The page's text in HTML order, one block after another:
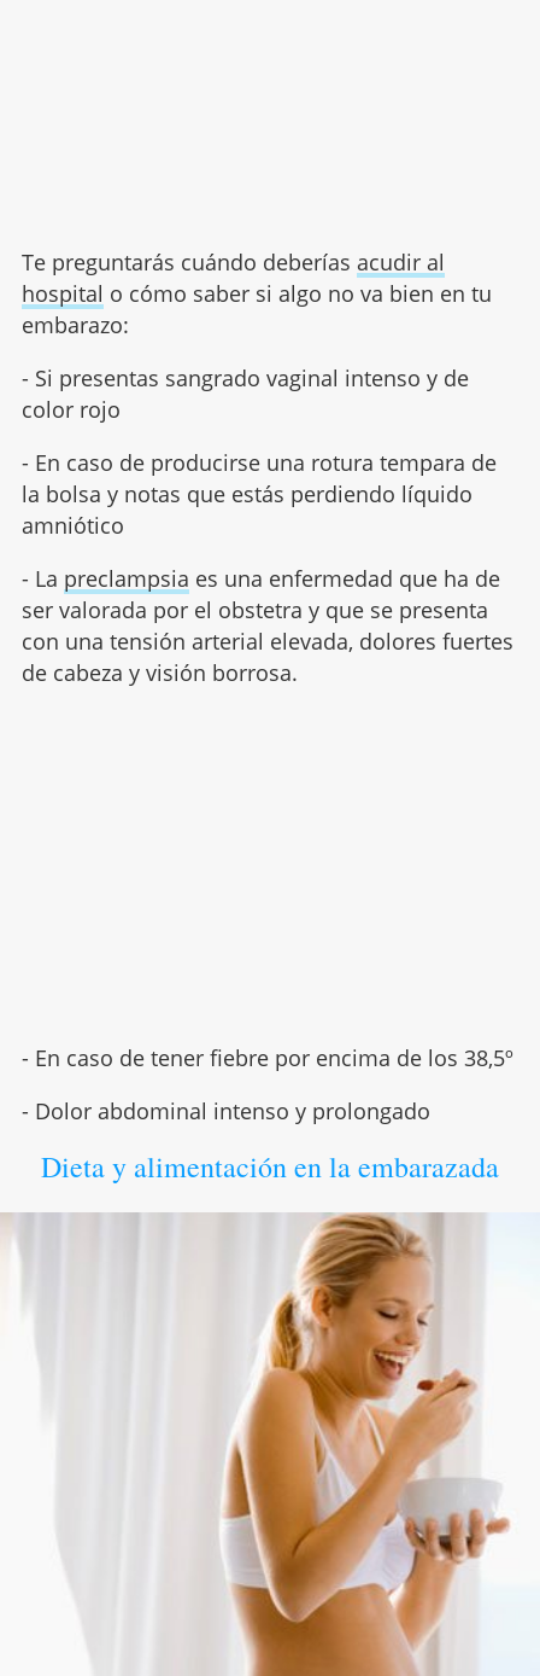
Te preguntarás cuándo deberías acudir al
hospital o cómo saber si algo no va bien en tu
embarazo:
- Si presentas sangrado vaginal intenso y de
color rojo
- En caso de producirse una rotura tempara de
la bolsa y notas que estás perdiendo líquido
amniótico
- La preclampsia es una enfermedad que ha de
ser valorada por el obstetra y que se presenta
con una tensión arterial elevada, dolores fuertes
de cabeza y visión borrosa.
- En caso de tener fiebre por encima de los 38,5º
- Dolor abdominal intenso y prolongado
Dieta y alimentación en la embarazada